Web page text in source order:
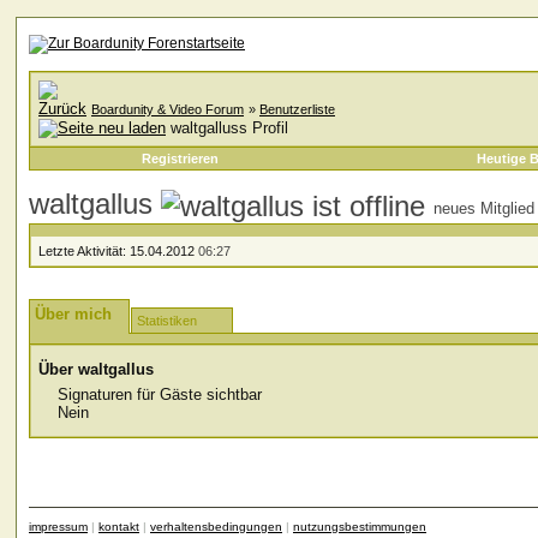
Boardunity & Video Forum » Benutzerliste
waltgalluss Profil
Registrieren Heutige
waltgallus neues Mitglied
Letzte Aktivität: 15.04.2012 06:27
Über mich Statistiken
Über waltgallus
Signaturen für Gäste sichtbar
Nein
impressum | kontakt | verhaltensbedingungen | nutzungsbestimmungen